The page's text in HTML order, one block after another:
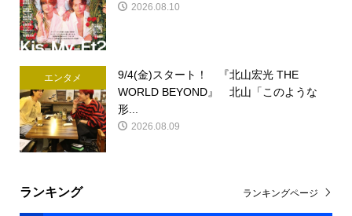
2026.08.10
エンタメ
9/4(金)スタート！ 『北山宏光 THE
WORLD BEYOND』 北山「このような
形...
2026.08.09
ランキング ランキングページ